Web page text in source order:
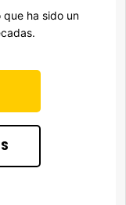
que ha sido un